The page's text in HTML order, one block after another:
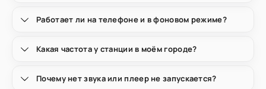
Работает ли на телефоне и в фоновом режиме?
Какая частота у станции в моём городе?
Почему нет звука или плеер не запускается?